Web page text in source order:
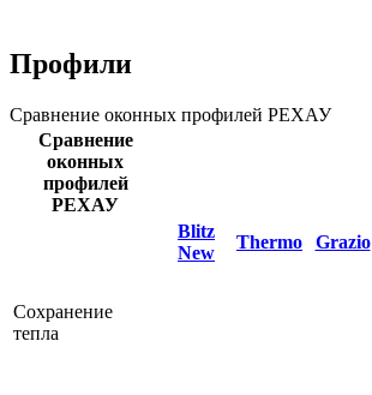
Профили
Сравнение оконных профилей РЕХАУ
Сравнение
оконных
профилей
РЕХАУ
Blitz
New
Thermo Grazio
Сохранение
тепла